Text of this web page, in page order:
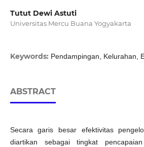
Tutut Dewi Astuti
Universitas Mercu Buana Yogyakarta
Keywords: Pendampingan, Kelurahan,
ABSTRACT
Secara garis besar efektivitas
diartikan sebagai tingkat